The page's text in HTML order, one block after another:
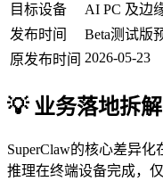
目标设备
AI PC 及边
发布时间
Beta测试版
原发布时间 2026-05-23
💡 业务落地拆解
SuperClaw的核心差异化
推理在终端设备完成，